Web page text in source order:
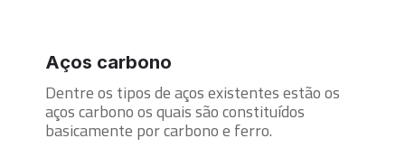
Aços carbono
Dentre os tipos de aços existentes estão os
aços carbono os quais são constituídos
basicamente por carbono e ferro.